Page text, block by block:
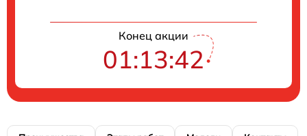
Конец акции
01:13:42